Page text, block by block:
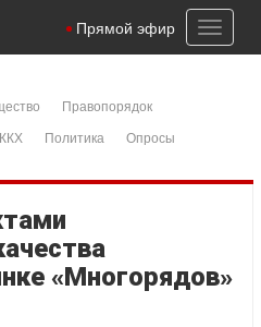
Toggle
Прямой эфир
Правопорядок
Политика
Опросы
«Многорядов»